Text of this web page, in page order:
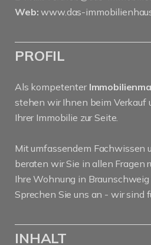
Web: www.das-
PROFIL
Als kompetenter
stehen wir Ihnen beim Verkauf
Ihrer Immobilie zur Seite.
Mit umfassendem Fachwissen
beraten wir Sie in allen Fragen
Ihre Wohnung in Braunschweig
Sprechen Sie uns an - wir sind
INHALT